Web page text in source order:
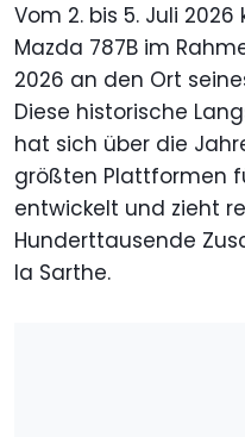
Vom 2. bis 5. Juli
Mazda 787B im
2026 an den Ort
Diese historische
hat sich über die
größten Plattformen
entwickelt und zieht
Hunderttausende
la Sarthe.